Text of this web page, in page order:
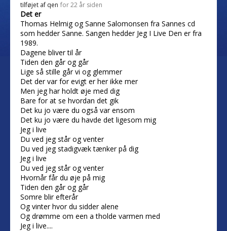
tilføjet af qen for 22 år siden
Det er
Thomas Helmig og Sanne Salomonsen fra Sannes cd
som hedder Sanne. Sangen hedder Jeg I Live Den er fra
1989.
Dagene bliver til år
Tiden den går og går
Lige så stille går vi og glemmer
Det der var for evigt er her ikke mer
Men jeg har holdt øje med dig
Bare for at se hvordan det gik
Det ku jo være du også var ensom
Det ku jo være du havde det ligesom mig
Jeg i live
Du ved jeg står og venter
Du ved jeg stadigvæk tænker på dig
Jeg i live
Du ved jeg står og venter
Hvornår får du øje på mig
Tiden den går og går
Somre blir efterår
Og vinter hvor du sidder alene
Og drømme om een a tholde varmen med
Jeg i live....